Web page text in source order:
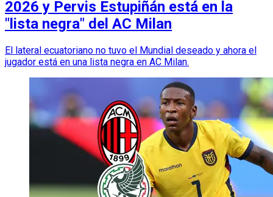
2026 y Pervis Estupiñán está en la
"lista negra" del AC Milan
El lateral ecuatoriano no tuvo el Mundial deseado y ahora el
jugador está en una lista negra en AC Milan.